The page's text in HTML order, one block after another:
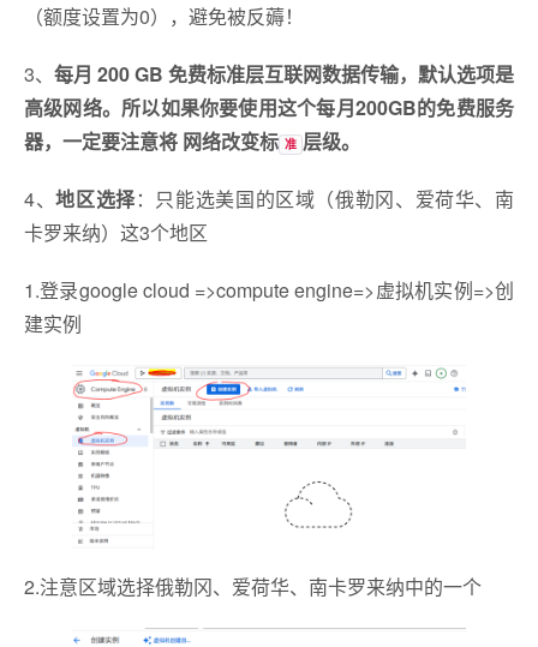
（额度设置为0），避免被反薅！
3、 每月 200 GB 免费标准层互联网数据传输，默认选项是
高级网络。所以如果你要使用这个每月200GB的免费服务
器，一定要注意将 网络改变标 准 层级。
4、地区选择：只能选美国的区域（俄勒冈、爱荷华、南
卡罗来纳）这3个地区
1.登录google cloud =>compute engine=>虚拟机实例=>创
建实例
2.注意区域选择俄勒冈、爱荷华、南卡罗来纳中的一个